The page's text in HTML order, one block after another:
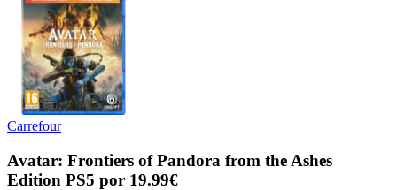
Carrefour
Avatar: Frontiers of Pandora from the Ashes
Edition PS5 por 19.99€